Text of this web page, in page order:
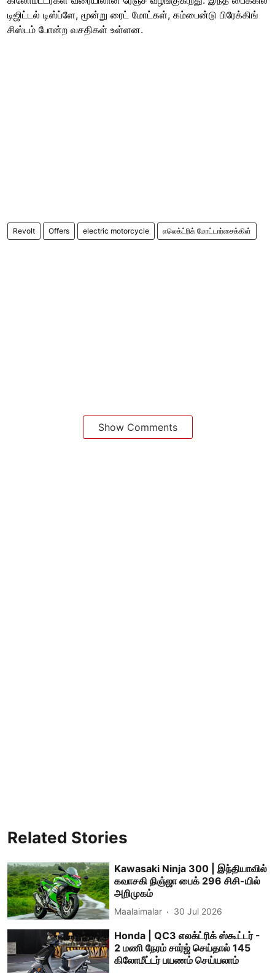
டிஜிட்டல் டிஸ்ப்ளே, மூன்று ரைட் மோட்கள், கம்பைன்டு பிரேக்கிங்
சிஸ்டம் போன்ற வசதிகள் உள்ளன.
Revolt Offers electric motorcycle எலெக்ட்ரிக் மோட்டார்சைக்கிள்
Show Comments
Related Stories
Kawasaki Ninja 300 | இந்தியாவில்
கவாசகி நிஞ்ஜா பைக் 296 சிசி-யில்
அறிமுகம்
Maalaimalar 30 Jul 2026
Honda | QC3 எலக்ட்ரிக் ஸ்கூட்டர் -
2 மணி நேரம் சார்ஜ் செய்தால் 145
கிலோமீட்டர் பயணம் செய்யலாம்